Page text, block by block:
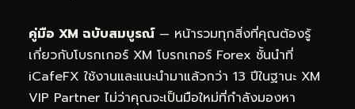
คู่มือ XM ฉบับสมบูรณ์— หน้ารวมทุกสิ่งที่คุณต้องรู้
เกี่ยวกับโบรกเกอร์ XM โบรกเกอร์ Forex ชั้นนำที่
iCafeFX ใช้งานและแนะนำมาแล้วกว่า 13 ปีในฐานะ XM
VIP Partner ไม่ว่าคุณจะเป็นมือใหม่ที่กำลังมองหา